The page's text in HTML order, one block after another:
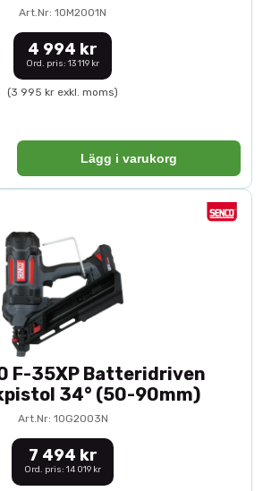
Art.Nr: 10M2001N
4 994 kr
Ord. pris: 13 119 kr
(3 995 kr exkl. moms)
Lägg i varukorg
F-35XP Batteridriven
34° (50-90mm)
Art.Nr: 10G2003N
7 494 kr
Ord. pris: 14 019 kr